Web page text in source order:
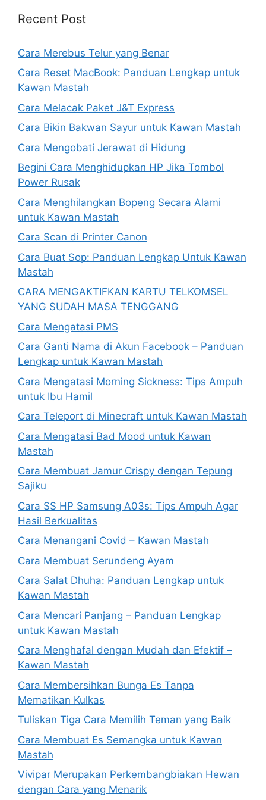
Recent Post
Cara Merebus Telur yang Benar
Cara Reset MacBook: Panduan Lengkap untuk
Kawan Mastah
Cara Melacak Paket J&T Express
Cara Bikin Bakwan Sayur untuk Kawan Mastah
Cara Mengobati Jerawat di Hidung
Begini Cara Menghidupkan HP Jika Tombol
Power Rusak
Cara Menghilangkan Bopeng Secara Alami
untuk Kawan Mastah
Cara Scan di Printer Canon
Cara Buat Sop: Panduan Lengkap Untuk Kawan
Mastah
CARA MENGAKTIFKAN KARTU TELKOMSEL
YANG SUDAH MASA TENGGANG
Cara Mengatasi PMS
Cara Ganti Nama di Akun Facebook – Panduan
Lengkap untuk Kawan Mastah
Cara Mengatasi Morning Sickness: Tips Ampuh
untuk Ibu Hamil
Cara Teleport di Minecraft untuk Kawan Mastah
Cara Mengatasi Bad Mood untuk Kawan
Mastah
Cara Membuat Jamur Crispy dengan Tepung
Sajiku
Cara SS HP Samsung A03s: Tips Ampuh Agar
Hasil Berkualitas
Cara Menangani Covid – Kawan Mastah
Cara Membuat Serundeng Ayam
Cara Salat Dhuha: Panduan Lengkap untuk
Kawan Mastah
Cara Mencari Panjang – Panduan Lengkap
untuk Kawan Mastah
Cara Menghafal dengan Mudah dan Efektif –
Kawan Mastah
Cara Membersihkan Bunga Es Tanpa
Mematikan Kulkas
Tuliskan Tiga Cara Memilih Teman yang Baik
Cara Membuat Es Semangka untuk Kawan
Mastah
Vivipar Merupakan Perkembangbiakan Hewan
dengan Cara yang Menarik